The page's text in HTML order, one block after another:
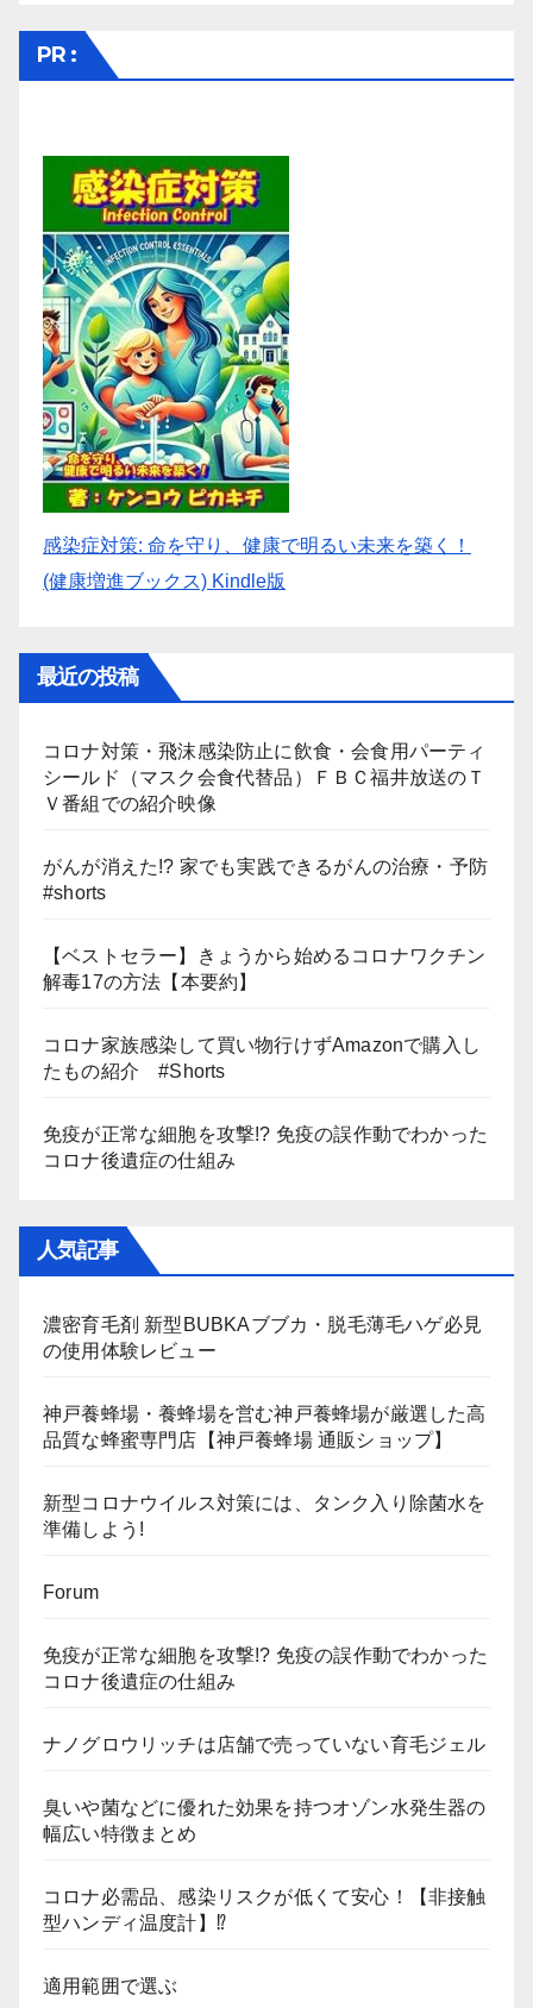
ジ
り
PR :
感染症対策: 命を守り、健康で明るい未来を築く！
(健康増進ブックス) Kindle版
最近の投稿
コロナ対策・飛沫感染防止に飲食・会食用パーティ
シールド（マスク会食代替品）ＦＢＣ福井放送のＴ
Ｖ番組での紹介映像
がんが消えた!? 家でも実践できるがんの治療・予防
#shorts
【ベストセラー】きょうから始めるコロナワクチン
解毒17の方法【本要約】
コロナ家族感染して買い物行けずAmazonで購入し
たもの紹介 #Shorts
免疫が正常な細胞を攻撃!? 免疫の誤作動でわかった
コロナ後遺症の仕組み
人気記事
濃密育毛剤 新型BUBKAブブカ・脱毛薄毛ハゲ必見
の使用体験レビュー
神戸養蜂場・養蜂場を営む神戸養蜂場が厳選した高
品質な蜂蜜専門店【神戸養蜂場 通販ショップ】
新型コロナウイルス対策には、タンク入り除菌水を
準備しよう!
Forum
免疫が正常な細胞を攻撃!? 免疫の誤作動でわかった
コロナ後遺症の仕組み
ナノグロウリッチは店舗で売っていない育毛ジェル
臭いや菌などに優れた効果を持つオゾン水発生器の
幅広い特徴まとめ
コロナ必需品、感染リスクが低くて安心！【非接触
型ハンディ温度計】⁉
適用範囲で選ぶ